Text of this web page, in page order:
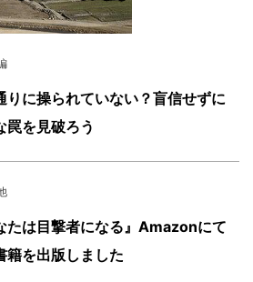
りに操られていない？盲信せずに
罠を見破ろう
たは目撃者になる』Amazonにて
籍を出版しました